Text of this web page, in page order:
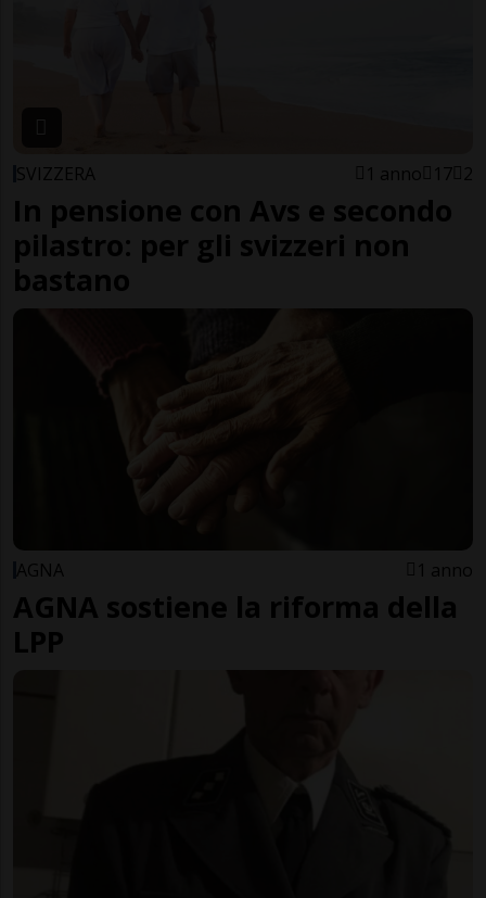
SVIZZERA 1 anno 17 2
In pensione con Avs e secondo
pilastro: per gli svizzeri non
bastano
AGNA 1 anno
AGNA sostiene la riforma della
LPP